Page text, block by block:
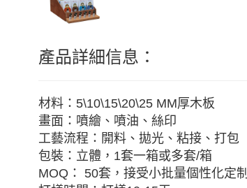
產品詳細信息：
材料：5\10\15\20\25 MM厚木板
畫面：噴繪、噴油、絲印
工藝流程：開料、拋光、粘接、打包
包裝：立體，1套一箱或多套/箱
MOQ： 50套，接受小批量個性化定制